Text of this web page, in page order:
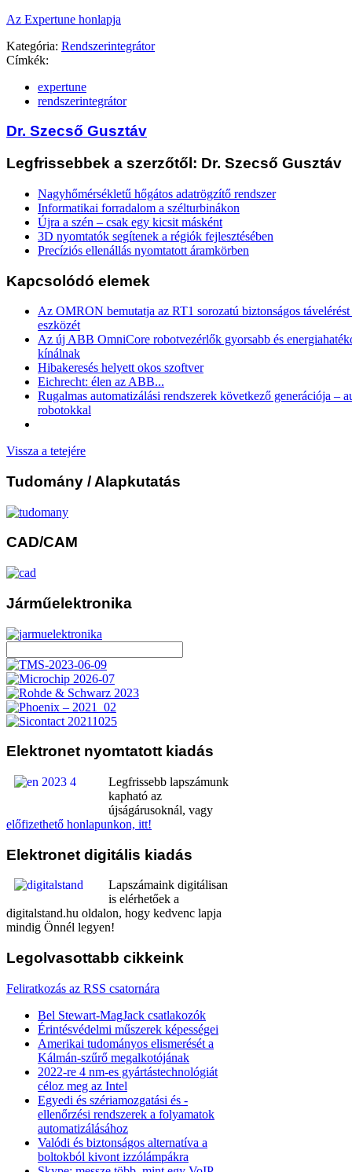
Az Expertune honlapja
Kategória: Rendszerintegrátor
Címkék:
expertune
rendszerintegrátor
Dr. Szecső Gusztáv
Legfrissebbek a szerzőtől: Dr. Szecső Gusztáv
Nagyhőmérsékletű hőgátos adatrögzítő rendszer
Informatikai forradalom a szélturbinákon
Újra a szén – csak egy kicsit másként
3D nyomtatók segítenek a régiók fejlesztésében
Precíziós ellenállás nyomtatott áramkörben
Kapcsolódó elemek
Az OMRON bemutatja az RT1 sorozatú biztonságos
eszközét
Az új ABB OmniCore robotvezérlők gyorsabb és
kínálnak
Hibakeresés helyett okos szoftver
Eichrecht: élen az ABB...
Rugalmas automatizálási rendszerek következő generációja –
robotokkal
Vissza a tetejére
Tudomány / Alapkutatás
CAD/CAM
Járműelektronika
Elektronet nyomtatott kiadás
Legfrissebb lapszámunk
kapható az
újságárusoknál, vagy
előfizethető honlapunkon, itt!
Elektronet digitális kiadás
Lapszámaink digitálisan
is elérhetőek a
digitalstand.hu oldalon, hogy kedvenc lapja
mindig Önnél legyen!
Legolvasottabb cikkeink
Feliratkozás az RSS csatornára
Bel Stewart-MagJack csatlakozók
Érintésvédelmi műszerek képességei
Amerikai tudományos elismerését a
Kálmán-szűrő megalkotójának
2022-re 4 nm-es gyártástechnológiát
céloz meg az Intel
Egyedi és szériamozgatási és -
ellenőrzési rendszerek a folyamatok
automatizálásához
Valódi és biztonságos alternatíva a
boltokból kivont izzólámpákra